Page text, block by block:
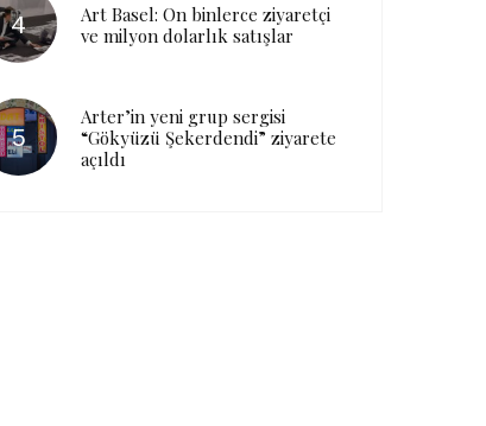
Art Basel: On binlerce ziyaretçi
ve milyon dolarlık satışlar
Arter’in yeni grup sergisi
“Gökyüzü Şekerdendi” ziyarete
açıldı